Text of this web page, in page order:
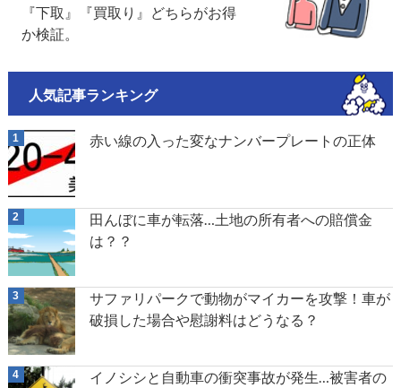
『下取』『買取り』どちらがお得
か検証。
人気記事ランキング
赤い線の入った変なナンバープレートの正体
田んぼに車が転落…土地の所有者への賠償金
は？？
サファリパークで動物がマイカーを攻撃！車が
破損した場合や慰謝料はどうなる？
イノシシと自動車の衝突事故が発生…被害者の